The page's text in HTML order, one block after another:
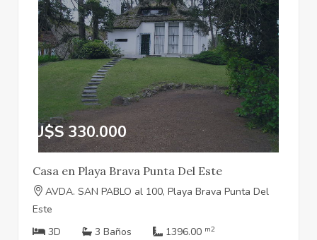
U$S 330.000
Casa en Playa Brava Punta Del Este
AVDA. SAN PABLO al 100, Playa Brava Punta Del
Este
3D
3 Baños 1396.00 m2